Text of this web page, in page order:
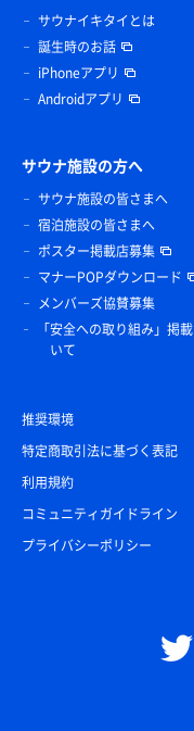
サウナイキタイとは
誕生時のお話
iPhoneアプリ
Androidアプリ
サウナ施設の方へ
サウナ施設の皆さまへ
宿泊施設の皆さまへ
ポスター掲載店募集
マナーPOPダウンロード
メンバーズ協賛募集
「安全への取り組み」掲
いて
推奨環境
特定商取引法に基づく表記
利用規約
コミュニティガイドライン
プライバシーポリシー